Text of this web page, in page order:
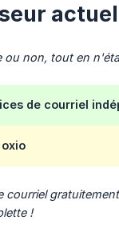
actuel
ou non, tout en
de courriel
!